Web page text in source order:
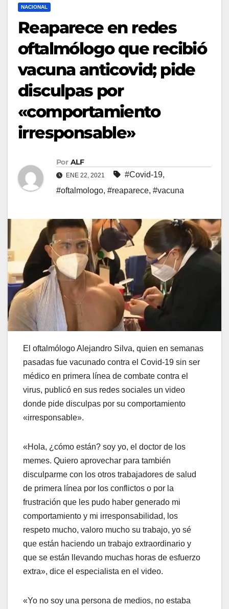
NACIONAL
Reaparece en redes
oftalmólogo que recibió
vacuna anticovid; pide
disculpas por
«comportamiento
irresponsable»
Por ALF
ENE 22, 2021 #Covid-19,
#oftalmologo, #reaparece, #vacuna
El oftalmólogo Alejandro Silva, quien en semanas
pasadas fue vacunado contra el Covid-19 sin ser
médico en primera línea de combate contra el
virus, publicó en sus redes sociales un video
donde pide disculpas por su comportamiento
«irresponsable».
«Hola, ¿cómo están? soy yo, el doctor de los
memes. Quiero aprovechar para también
disculparme con los otros trabajadores de salud
de primera línea por los conflictos o por la
frustración que les pudo haber generado mi
comportamiento y mi irresponsabilidad, los
respeto mucho, valoro mucho su trabajo, yo sé
que están haciendo un trabajo extraordinario y
que se están llevando muchas horas de esfuerzo
extra», dice el especialista en el video.
«Yo no soy una persona de medios, no estaba